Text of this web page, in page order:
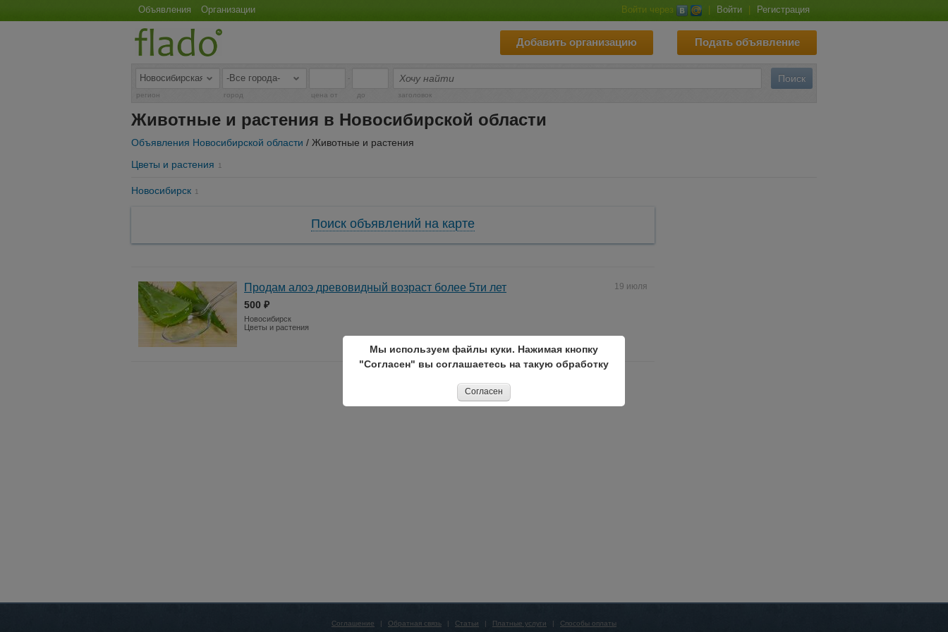
Объявления Организации Войти через Войти Регистрация
Подать объявление
Добавить организацию
-
регион город цена от до заголовок
Животные и растения в Новосибирской области
Объявления Новосибирской области / Животные и растения
Цветы и растения
1
Новосибирск 1
Поиск объявлений на карте
19 июля
Продам алоэ древовидный возраст более 5ти лет
500 ₽
Новосибирск
Цветы и растения
Соглашение | Обратная связь | Статьи | Платные услуги | Способы оплаты
Мы используем файлы куки. Нажимая кнопку
"Согласен" вы соглашаетесь на такую обработку
Согласен